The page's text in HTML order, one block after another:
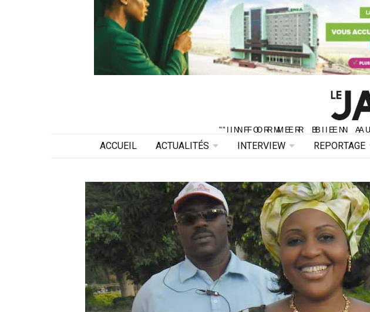
"INFORMER BIEN
"INFORMER BIEN
ACCUEIL ACTUALITÉS INTERVIEW REPORTAGE